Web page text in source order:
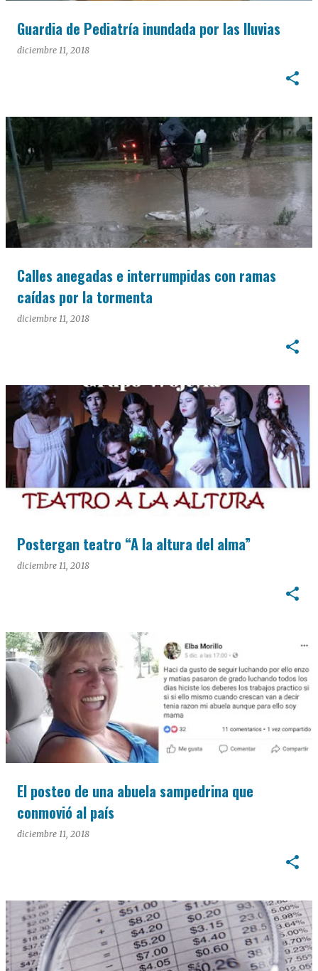
Guardia de Pediatría inundada por las lluvias
diciembre 11, 2018
Calles anegadas e interrumpidas con ramas
caídas por la tormenta
diciembre 11, 2018
Postergan teatro “A la altura del alma”
diciembre 11, 2018
El posteo de una abuela sampedrina que
conmovió al país
diciembre 11, 2018